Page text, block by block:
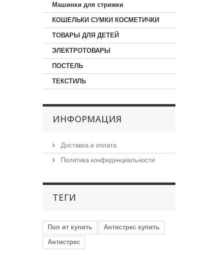
Машинки для стрижки
КОШЕЛЬКИ СУМКИ КОСМЕТИЧКИ
ТОВАРЫ ДЛЯ ДЕТЕЙ
ЭЛЕКТРОТОВАРЫ
ПОСТЕЛЬ
ТЕКСТИЛЬ
ИНФОРМАЦИЯ
Доставка и оплата
Политика конфиденциальности
ТЕГИ
Поп ит купить
Антистрес купить
Антистрес